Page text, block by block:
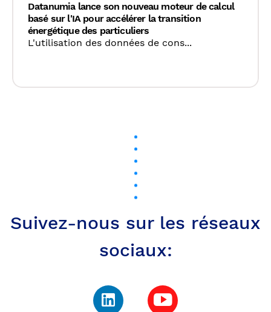
Datanumia lance son nouveau moteur de calcul
basé sur l'IA pour accélérer la transition
énergétique des particuliers
L'utilisation des données de cons...
Suivez-nous sur les réseaux
sociaux: